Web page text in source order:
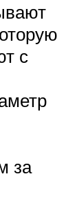
с
за